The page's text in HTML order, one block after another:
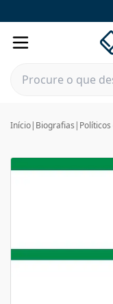
Início| Biografias |